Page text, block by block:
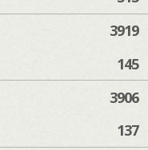
3919
145
3906
137